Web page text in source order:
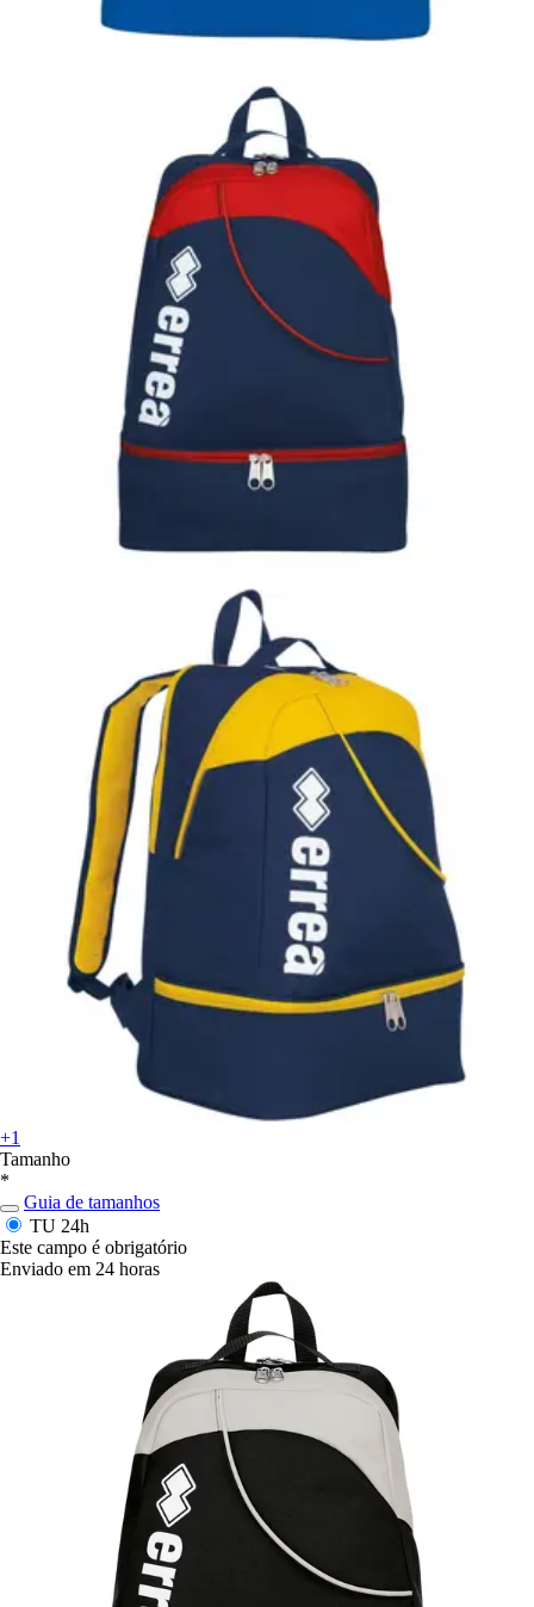
+1
Tamanho
*
Guia de tamanhos
TU 24h
Este campo é obrigatório
Enviado em 24 horas